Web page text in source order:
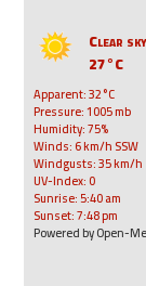
Clear sky
27°C
Apparent: 32°C
Pressure: 1005 mb
Humidity: 75%
Winds: 6 km/h SSW
Windgusts: 35 km/h
UV-Index: 0
Sunrise: 5:40 am
Sunset: 7:48 pm